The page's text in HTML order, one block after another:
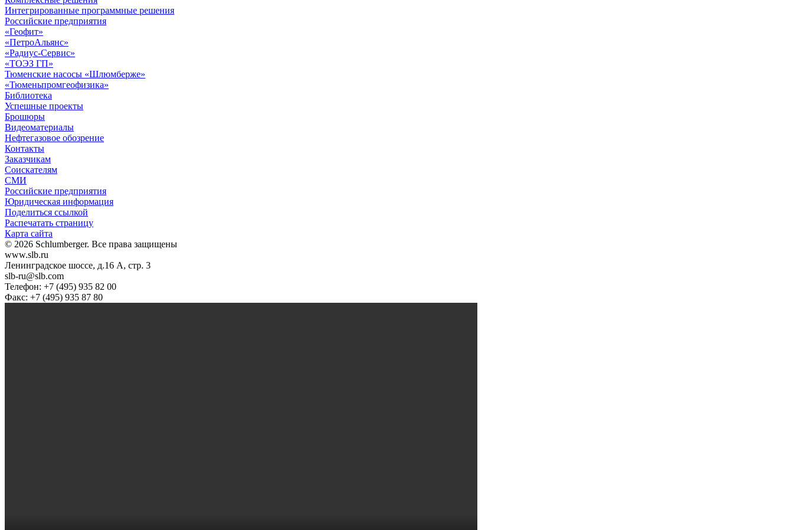
Интегрированные программные решения
Российские предприятия
«Геофит»
«ПетроАльянс»
«Радиус-Сервис»
«ТОЭЗ ГП»
Тюменские насосы «Шлюмберже»
«Тюменьпромгеофизика»
Библиотека
Успешные проекты
Брошюры
Видеоматериалы
Нефтегазовое обозрение
Контакты
Заказчикам
Соискателям
СМИ
Российские предприятия
Юридическая информация
Поделиться ссылкой
Распечатать страницу
Карта сайта
© 2026 Schlumberger. Все права защищены
www.slb.ru
Ленинградское шоссе, д.16 А, стр. 3
slb-ru@slb.com
Телефон: +7 (495) 935 82 00
Факс: +7 (495) 935 87 80